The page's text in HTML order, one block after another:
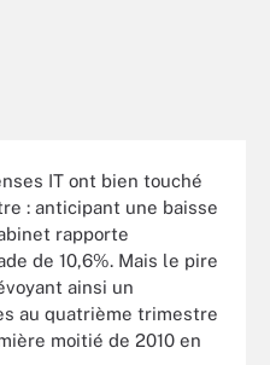
IT ont bien touché
: anticipant une baisse
rapporte
de 10,6%. Mais le pire
ainsi un
au quatrième trimestre
moitié de 2010 en